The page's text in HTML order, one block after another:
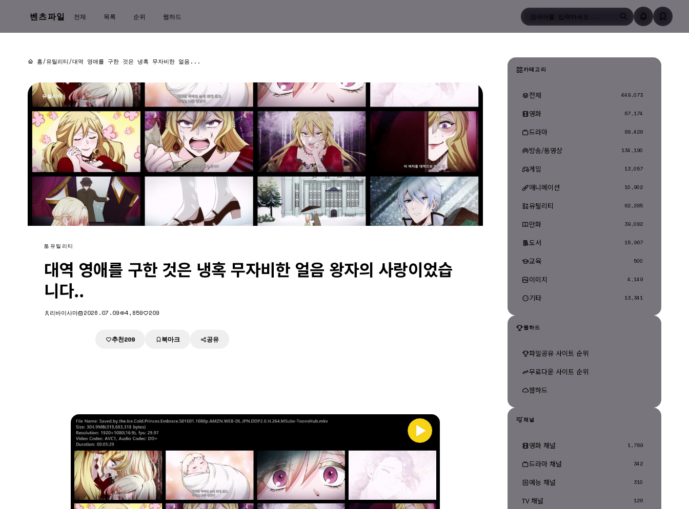
벤츠파일 전체 목록 순위 웹하드 검색
홈/유틸리티/대역 영애를 구한 것은 냉혹 무자비한 얼음...
유틸리티
유틸리티
대역 영애를 구한 것은 냉혹 무자비한 얼음 왕자의 사랑이었습
니다..
리바이사마 2026.07.09 4,859 209
추천209 북마크 공유
카테고리
전체 449,073
영화 67,174
드라마 88,426
방송/동영상 134,190
게임 13,057
애니메이션 10,902
유틸리티 62,285
만화 39,082
도서 15,967
교육 500
이미지 4,149
기타 13,341
웹하드
파일공유 사이트 순위
무료다운 사이트 순위
웹하드
채널
영화 채널 1,789
드라마 채널 342
예능 채널 310
TV 채널 126